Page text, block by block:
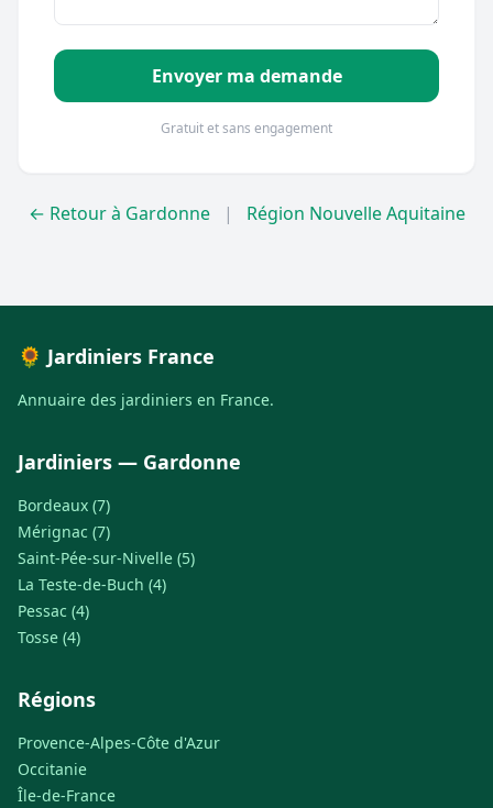
Envoyer ma demande
Gratuit et sans engagement
← Retour à Gardonne | Région Nouvelle Aquitaine
🌻 Jardiniers France
Annuaire des jardiniers en France.
Jardiniers — Gardonne
Bordeaux (7)
Mérignac (7)
Saint-Pée-sur-Nivelle (5)
La Teste-de-Buch (4)
Pessac (4)
Tosse (4)
Régions
Provence-Alpes-Côte d'Azur
Occitanie
Île-de-France